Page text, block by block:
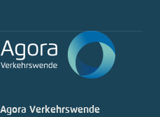
In die Zwischenablage
E-Mail
Agora Verkehrswende